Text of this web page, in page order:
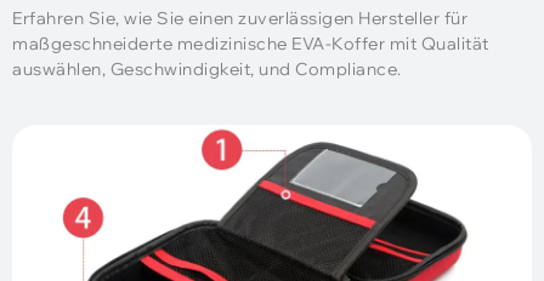
Erfahren Sie, wie Sie einen zuverlässigen Hersteller für
maßgeschneiderte medizinische EVA-Koffer mit Qualität
auswählen, Geschwindigkeit, und Compliance.